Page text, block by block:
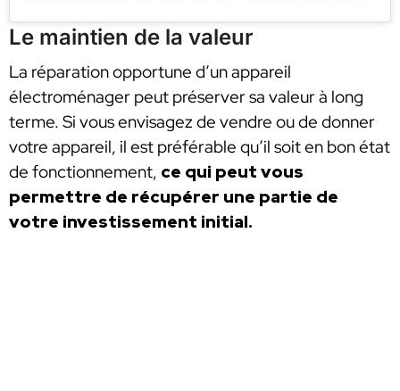
Le maintien de la valeur
La réparation opportune d’un appareil
électroménager peut préserver sa valeur à long
terme. Si vous envisagez de vendre ou de donner
votre appareil, il est préférable qu’il soit en bon état
de fonctionnement, ce qui peut vous
permettre de récupérer une partie de
votre investissement initial.